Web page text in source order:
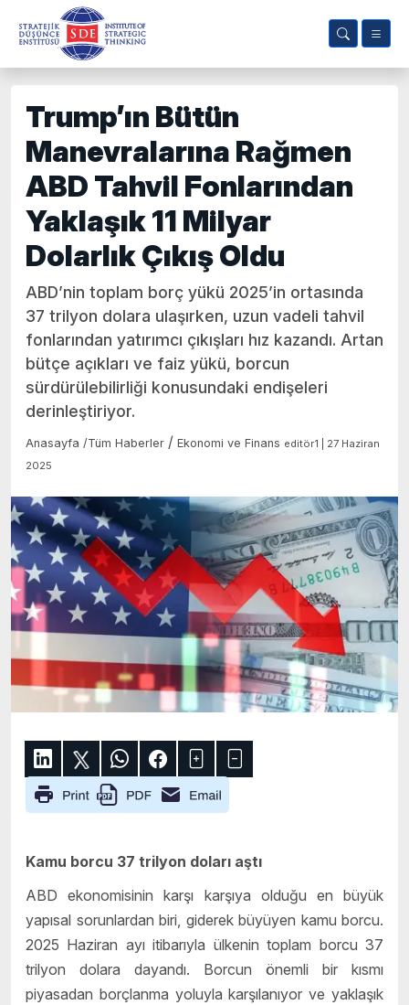
Trump’ın Bütün
Manevralarına Rağmen
ABD Tahvil Fonlarından
Yaklaşık 11 Milyar
Dolarlık Çıkış Oldu
ABD’nin toplam borç yükü 2025’in ortasında
37 trilyon dolara ulaşırken, uzun vadeli tahvil
fonlarından yatırımcı çıkışları hız kazandı. Artan
bütçe açıkları ve faiz yükü, borcun
sürdürülebilirliği konusundaki endişeleri
derinleştiriyor.
Anasayfa /Tüm Haberler / Ekonomi ve Finans editör1 | 27 Haziran
2025
Kamu borcu 37 trilyon doları aştı
ABD ekonomisinin karşı karşıya olduğu en büyük
yapısal sorunlardan biri, giderek büyüyen kamu borcu.
2025 Haziran ayı itibarıyla ülkenin toplam borcu 37
trilyon dolara dayandı. Borcun önemli bir kısmı
piyasadan borçlanma yoluyla karşılanıyor ve yaklaşık